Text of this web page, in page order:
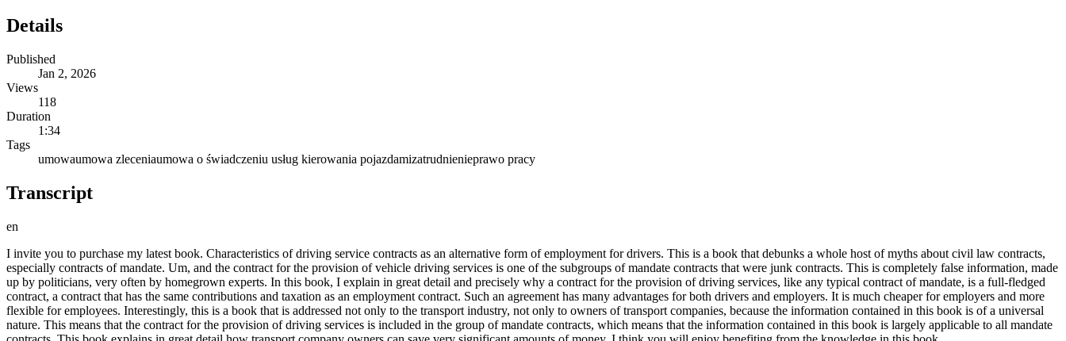
Details
Published
Jan 2, 2026
Views
118
Duration
1:34
Tags
umowaumowa zleceniaumowa o świadczeniu usług kierowania pojazdamizatrudnienieprawo pracy
Transcript
en
I invite you to purchase my latest book. Characteristics of driving service contracts as an alternative form of employment for drivers. This is a book that debunks a whole host of myths about civil law contracts,
especially contracts of mandate. Um, and the contract for the provision of vehicle driving services is one of the subgroups of mandate contracts that were junk contracts. This is completely false information, made
up by politicians, very often by homegrown experts. In this book, I explain in great detail and precisely why a contract for the provision of driving services, like any typical contract of mandate, is a full-fledged
contract, a contract that has the same contributions and taxation as an employment contract. Such an agreement has many advantages for both drivers and employers. It is much cheaper for employers and more
flexible for employees. Interestingly, this is a book that is addressed not only to the transport industry, not only to owners of transport companies, because the information contained in this book is of a universal
nature. This means that the contract for the provision of driving services is included in the group of mandate contracts, which means that the information contained in this book is largely applicable to all mandate